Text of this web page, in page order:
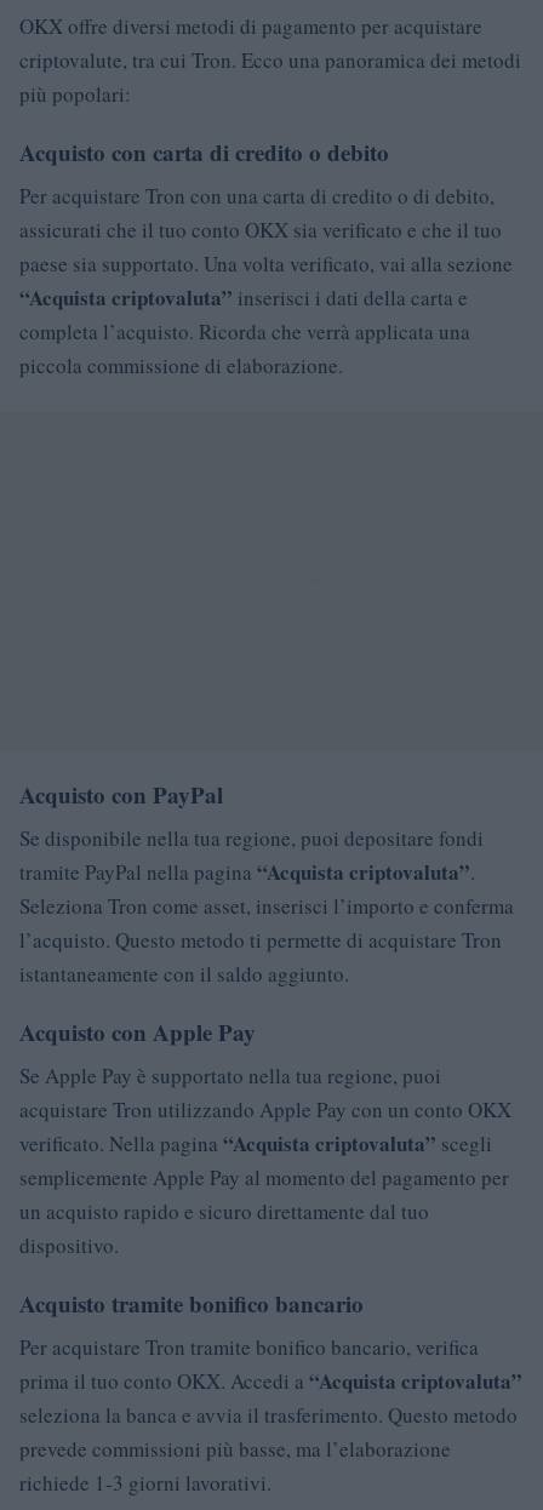
OKX offre diversi metodi di pagamento per acquistare
criptovalute, tra cui Tron. Ecco una panoramica dei metodi
più popolari:
Acquisto con carta di credito o debito
Per acquistare Tron con una carta di credito o di debito,
assicurati che il tuo conto OKX sia verificato e che il tuo
paese sia supportato. Una volta verificato, vai alla sezione
“Acquista criptovaluta” inserisci i dati della carta e
completa l’acquisto. Ricorda che verrà applicata una
piccola commissione di elaborazione.
Acquisto con PayPal
Se disponibile nella tua regione, puoi depositare fondi
tramite PayPal nella pagina “Acquista criptovaluta”.
Seleziona Tron come asset, inserisci l’importo e conferma
l’acquisto. Questo metodo ti permette di acquistare Tron
istantaneamente con il saldo aggiunto.
Acquisto con Apple Pay
Se Apple Pay è supportato nella tua regione, puoi
acquistare Tron utilizzando Apple Pay con un conto OKX
verificato. Nella pagina “Acquista criptovaluta” scegli
semplicemente Apple Pay al momento del pagamento per
un acquisto rapido e sicuro direttamente dal tuo
dispositivo.
Acquisto tramite bonifico bancario
Per acquistare Tron tramite bonifico bancario, verifica
prima il tuo conto OKX. Accedi a “Acquista criptovaluta”
seleziona la banca e avvia il trasferimento. Questo metodo
prevede commissioni più basse, ma l’elaborazione
richiede 1-3 giorni lavorativi.